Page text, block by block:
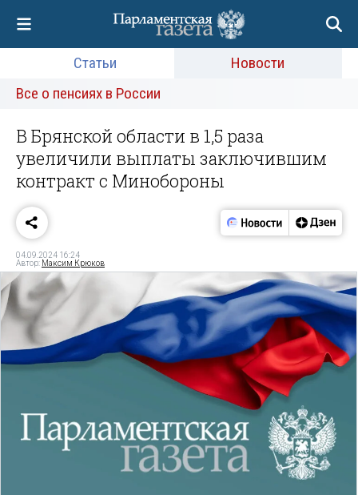
Статьи
Новости
Все о пенсиях в России
В Брянской области в 1,5 раза
увеличили выплаты заключившим
контракт с Минобороны
04.09.2024 16:24
Автор: Максим Крюков